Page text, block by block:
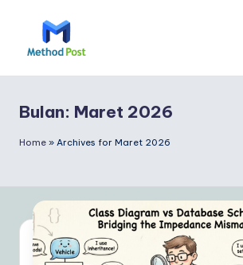
t
h
d
P
o
Bulan: Maret 2026
Home » Archives for Maret 2026